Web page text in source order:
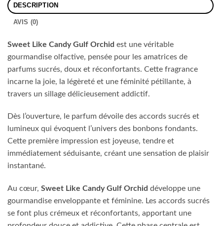
DESCRIPTION
AVIS (0)
Sweet Like Candy Gulf Orchid est une véritable
gourmandise olfactive, pensée pour les amatrices de
parfums sucrés, doux et réconfortants. Cette fragrance
incarne la joie, la légèreté et une féminité pétillante, à
travers un sillage délicieusement addictif.
Dès l’ouverture, le parfum dévoile des accords sucrés et
lumineux qui évoquent l’univers des bonbons fondants.
Cette première impression est joyeuse, tendre et
immédiatement séduisante, créant une sensation de plaisir
instantané.
Au cœur, Sweet Like Candy Gulf Orchid développe une
gourmandise enveloppante et féminine. Les accords sucrés
se font plus crémeux et réconfortants, apportant une